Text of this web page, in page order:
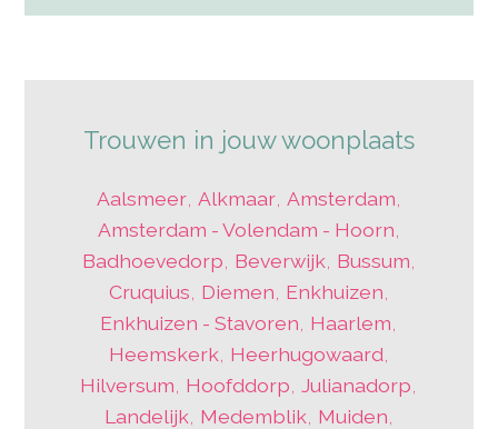
Trouwen in jouw woonplaats
Aalsmeer, Alkmaar, Amsterdam
Amsterdam - Volendam - Hoorn
Badhoevedorp Beverwijk Bussum
Cruquius Diemen Enkhuizen
Enkhuizen - Stavoren Haarlem
Heemskerk Heerhugowaard
Hilversum Hoofddorp ,Julianadorp
Landelijk Medemblik Muiden